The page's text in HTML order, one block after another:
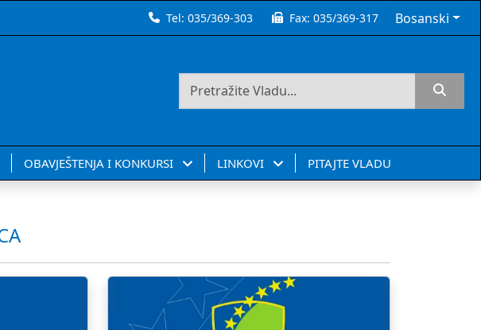
Tel:035/369-303 Fax:035/369-317 Bosanski
OBAVJEŠTENJA I KONKURSI LINKOVI PITAJTE VLADU